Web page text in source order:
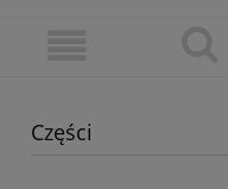
Części